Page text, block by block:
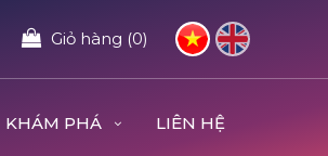
Giỏ hàng (0)
KHÁM PHÁ LIÊN HỆ